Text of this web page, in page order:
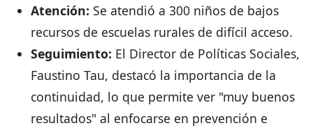
Atención: Se atendió a 300 niños de bajos
recursos de escuelas rurales de difícil acceso.
Seguimiento: El Director de Políticas Sociales,
Faustino Tau, destacó la importancia de la
continuidad, lo que permite ver "muy buenos
resultados" al enfocarse en prevención e